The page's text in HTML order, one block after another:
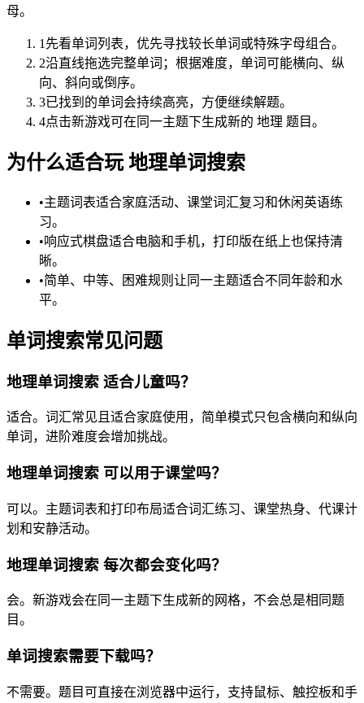
母。
1 先看单词列表，优先寻找较长单词或特殊字母组合。
2沿直线拖选完整单词；根据难度，单词可能横向、纵
向、斜向或倒序。
3已找到的单词会持续高亮，方便继续解题。
4点击新游戏可在同一主题下生成新的 地理 题目。
为什么适合玩 地理单词搜索
•主题词表适合家庭活动、课堂词汇复习和休闲英语练
习。
•响应式棋盘适合电脑和手机，打印版在纸上也保持清
晰。
•简单、中等、困难规则让同一主题适合不同年龄和水
平。
单词搜索常见问题
地理单词搜索 适合儿童吗？
适合。词汇常见且适合家庭使用，简单模式只包含横向和纵向
单词，进阶难度会增加挑战。
地理单词搜索 可以用于课堂吗？
可以。主题词表和打印布局适合词汇练习、课堂热身、代课计
划和安静活动。
地理单词搜索 每次都会变化吗？
会。新游戏会在同一主题下生成新的网格，不会总是相同题
目。
单词搜索需要下载吗？
不需要。题目可直接在浏览器中运行，支持鼠标、触控板和手